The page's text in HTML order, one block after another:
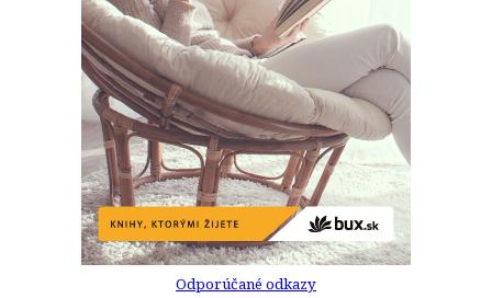
Odporúčané odkazy